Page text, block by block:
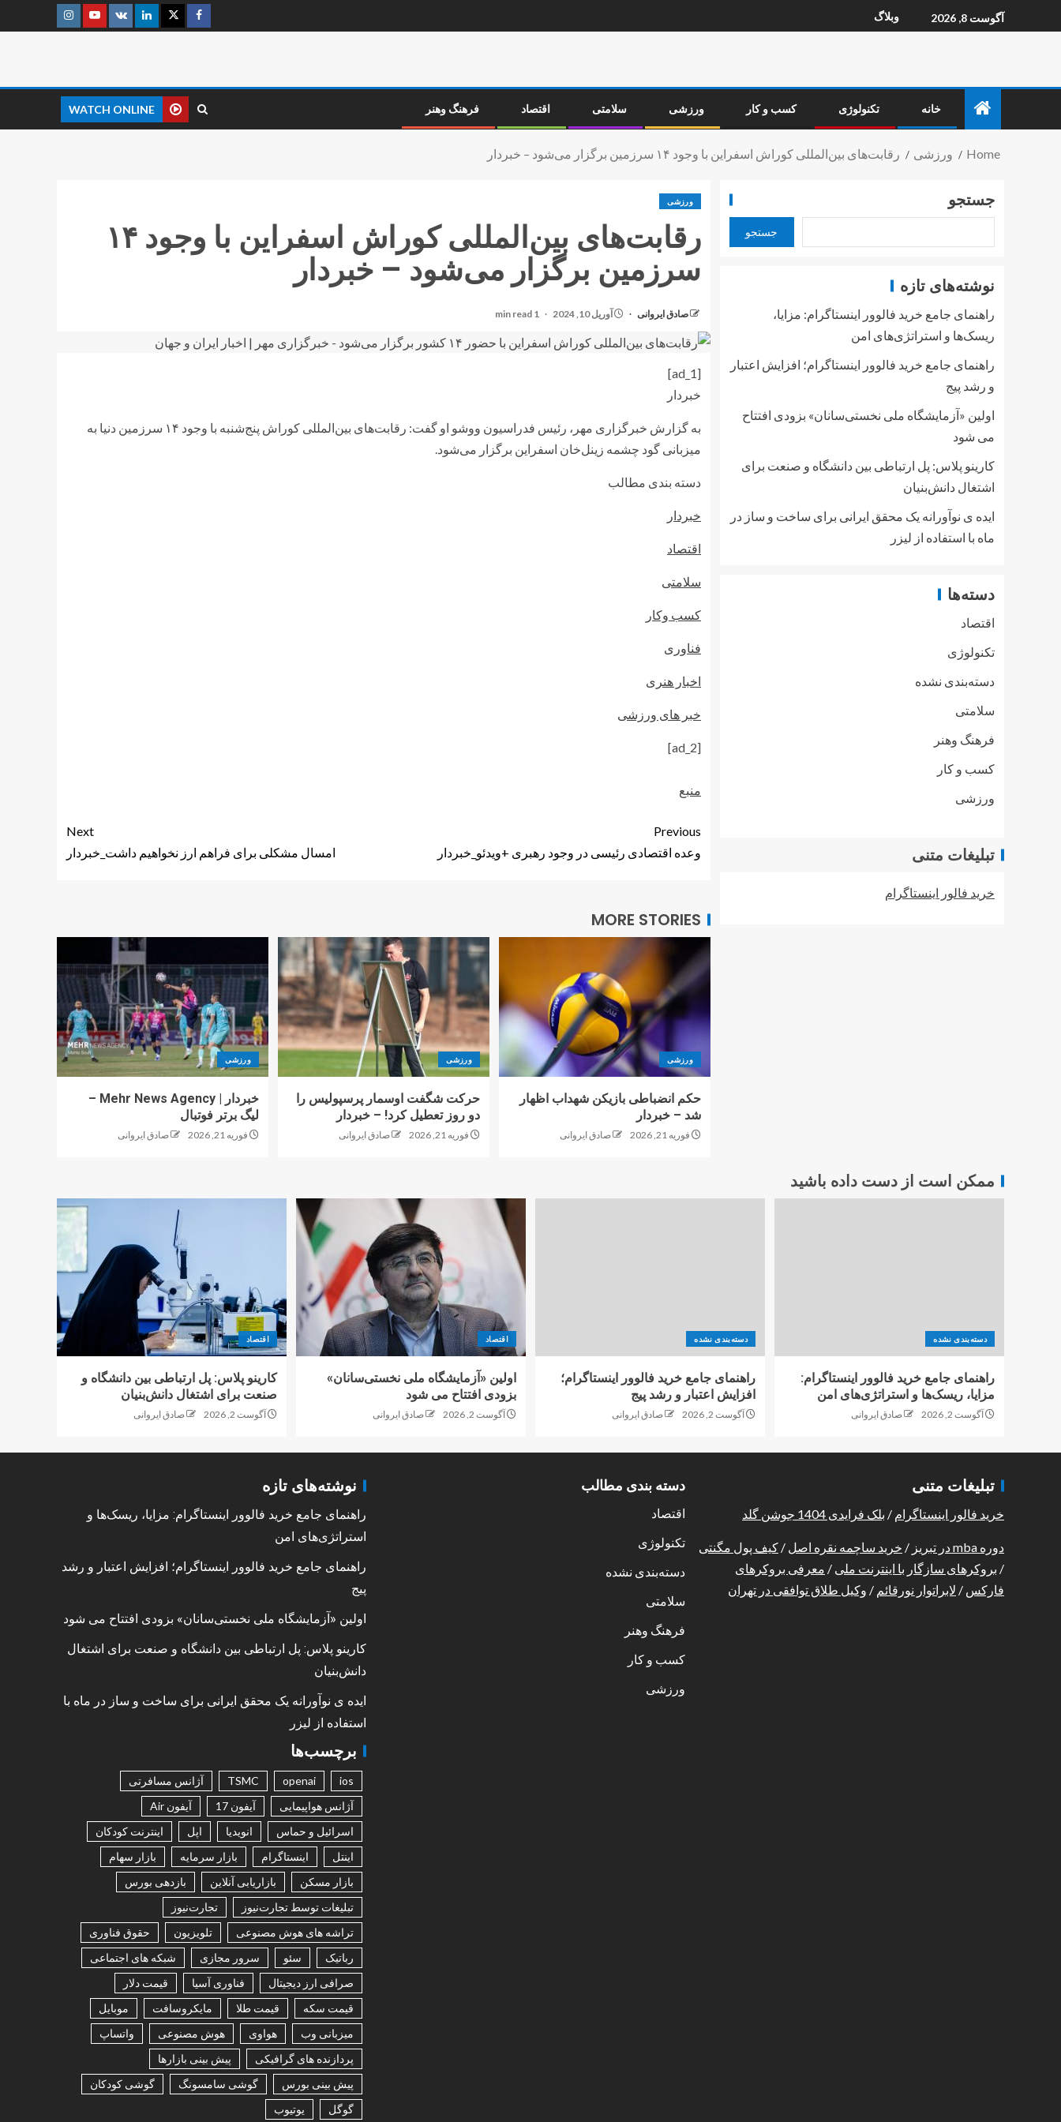
آگوست 8, 2026 وبلاگ
خانه تکنولوژی کسب و کار ورزشی سلامتی اقتصاد فرهنگ وهنر WATCH ONLINE
Home ورزشی رقابت‌های بین‌المللی کوراش اسفراین با وجود ۱۴ سرزمین برگزار می‌شود – خبردار
ورزشی
رقابت‌های بین‌المللی کوراش اسفراین با وجود ۱۴
سرزمین برگزار می‌شود – خبردار
صادق ایروانی آوریل 10, 2024 1 min read
[ad_1]
خبردار
به گزارش خبرگزاری مهر، رئیس فدراسیون ووشو او گفت: رقابت‌های بین‌المللی کوراش
پنج‌شنبه با وجود ۱۴ سرزمین دنیا به
میزبانی گود چشمه زینل‌خان اسفراین برگزار می‌شود.
دسته بندی مطالب
خبردار
اقتصاد
سلامتی
کسب وکار
فناوری
اخبار هنری
خبر های ورزشی
[ad_2]
منبع
Previous
وعده اقتصادی رئیسی در وجود رهبری +ویدئو_خبردار
Next
امسال مشکلی برای فراهم ارز نخواهیم داشت_خبردار
MORE STORIES
ورزشی
حکم انضباطی بازیکن شهداب اظهار
شد – خبردار
فوریه 21, 2026 صادق ایروانی
ورزشی
حرکت شگفت اوسمار پرسپولیس را
دو روز تعطیل کرد! – خبردار
فوریه 21, 2026 صادق ایروانی
ورزشی
خبردار | Mehr News Agency –
لیگ برتر فوتبال
فوریه 21, 2026 صادق ایروانی
جستجو
جستجو
نوشته‌های تازه
راهنمای جامع خرید فالوور اینستاگرام: مزایا،
ریسک‌ها و استراتژی‌های امن
راهنمای جامع خرید فالوور اینستاگرام؛ افزایش اعتبار
و رشد پیج
اولین «آزمایشگاه ملی نخستی‌سانان» بزودی افتتاح
می شود
کارینو پلاس: پل ارتباطی بین دانشگاه و صنعت برای
اشتغال دانش‌بنیان
ایده ی نوآورانه یک محقق ایرانی برای ساخت و ساز در
ماه با استفاده از لیزر
دسته‌ها
اقتصاد
تکنولوژی
دسته‌بندی نشده
سلامتی
فرهنگ وهنر
کسب و کار
ورزشی
تبلیغات متنی
خرید فالور اینستاگرام
ممکن است از دست داده باشید
دسته‌بندی نشده
راهنمای جامع خرید فالوور اینستاگرام:
مزایا، ریسک‌ها و استراتژی‌های امن
آگوست 2, 2026 صادق ایروانی
دسته‌بندی نشده
راهنمای جامع خرید فالوور اینستاگرام؛
افزایش اعتبار و رشد پیج
آگوست 2, 2026 صادق ایروانی
اقتصاد
اولین «آزمایشگاه ملی نخستی‌سانان»
بزودی افتتاح می شود
آگوست 2, 2026 صادق ایروانی
اقتصاد
کارینو پلاس: پل ارتباطی بین دانشگاه و
صنعت برای اشتغال دانش‌بنیان
آگوست 2, 2026 صادق ایروانی
نوشته‌های تازه
راهنمای جامع خرید فالوور اینستاگرام: مزایا، ریسک‌ها و
استراتژی‌های امن
راهنمای جامع خرید فالوور اینستاگرام؛ افزایش اعتبار و رشد
پیج
اولین «آزمایشگاه ملی نخستی‌سانان» بزودی افتتاح می شود
کارینو پلاس: پل ارتباطی بین دانشگاه و صنعت برای اشتغال
دانش‌بنیان
ایده ی نوآورانه یک محقق ایرانی برای ساخت و ساز در ماه با
استفاده از لیزر
برچسب‌ها
ios
openai
TSMC
آژانس مسافرتی
آژانس هواپیمایی
آیفون 17
آیفون Air
اسرائیل و حماس
انویدیا اپل
اینترنت کودکان
اینتل
اینستاگرام بازار سرمایه
بازار سهام
بازار مسکن
بازاریابی آنلاین
بازدهی بورس
تبلیغات توسط تجارت‌نیوز
تجارت‌نیوز
تراشه های هوش مصنوعی
تلویزیون
حقوق فناوری
رباتیک
سئو سرور مجازی
شبکه های اجتماعی
صرافی ارز دیجیتال
فناوری آسیا
قیمت دلار
قیمت سکه
قیمت طلا مایکروسافت
موبایل
میزبانی وب
هواوی هوش مصنوعی
واتساپ
پردازنده های گرافیکی
پیش بینی بازارها
پیش بینی بورس
گوشی سامسونگ
گوشی کودکان
گوگل
یوتیوب
دسته بندی مطالب
اقتصاد
تکنولوژی
دسته‌بندی نشده
سلامتی
فرهنگ وهنر
کسب و کار
ورزشی
تبلیغات متنی
خرید فالور اینستاگرام / بلک فرایدی 1404 جوشن گلد
دوره mba در تبریز / خرید ساچمه نقره اصل / کیف پول مگنتی
/ بروکرهای سازگار با اینترنت ملی / معرفی بروکرهای
فارکس / لابراتوار نورقائم / وکیل طلاق توافقی در تهران